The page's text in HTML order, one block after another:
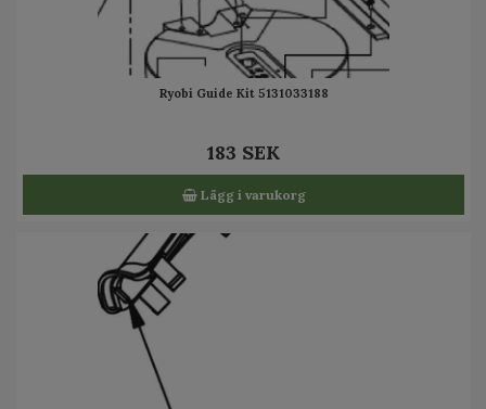
Ryobi Guide Kit 5131033188
183 SEK
Lägg i varukorg